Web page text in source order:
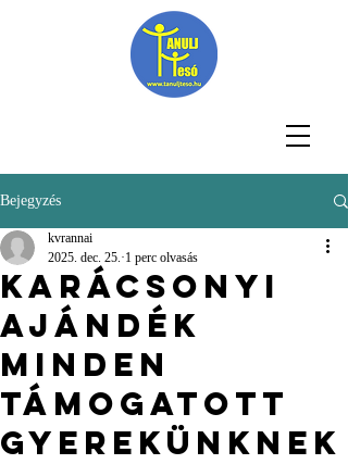
Bejegyzés
Karácsonyi
ajándék
minden
támogatott
gyerekünknek
kvrannai
2025. dec. 25. 1 perc olvasás